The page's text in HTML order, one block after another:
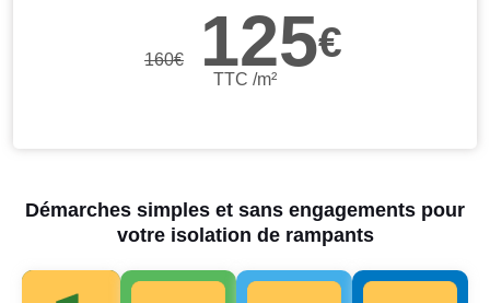
160€ 125€
TTC /m²
Démarches simples et sans engagements pour
votre isolation de rampants